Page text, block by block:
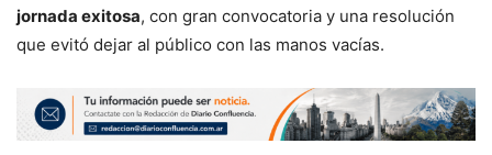
jornada exitosa, con gran convocatoria y una resolución
que evitó dejar al público con las manos vacías.